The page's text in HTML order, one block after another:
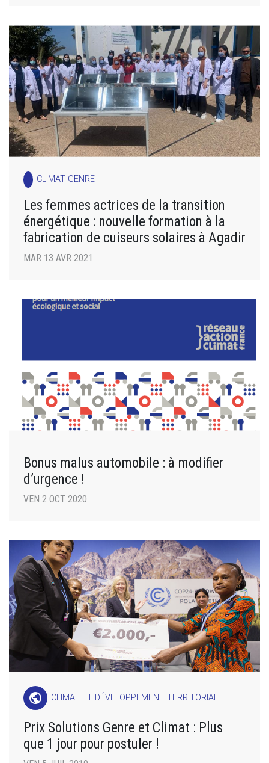
CLIMAT GENRE
Les femmes actrices de la transition
énergétique : nouvelle formation à la
fabrication de cuiseurs solaires à Agadir
MAR 13 AVR 2021
Bonus malus automobile : à modifier
d’urgence !
VEN 2 OCT 2020
public CLIMAT ET DÉVELOPPEMENT TERRITORIAL
Prix Solutions Genre et Climat : Plus
que 1 jour pour postuler !